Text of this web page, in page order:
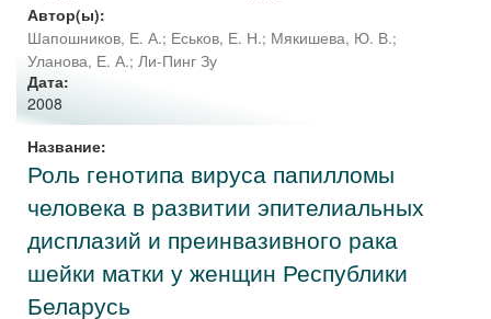
Автор(ы):
Шапошников, Е. А.; Еськов, Е. Н.; Мякишева, Ю. В.;
Уланова, Е. А.; Ли-Пинг Зу
Дата:
2008
Название:
Роль генотипа вируса папилломы
человека в развитии эпителиальных
дисплазий и преинвазивного рака
шейки матки у женщин Республики
Беларусь